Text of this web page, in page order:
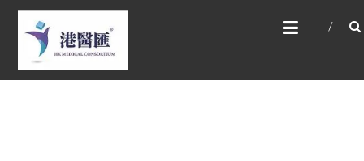
Skip
content
HONG KONG MEDICAL
CONSORTIUM LIMITED 港
醫匯
HEALTH CARE 醫健服務, GENERAL PRACTICE